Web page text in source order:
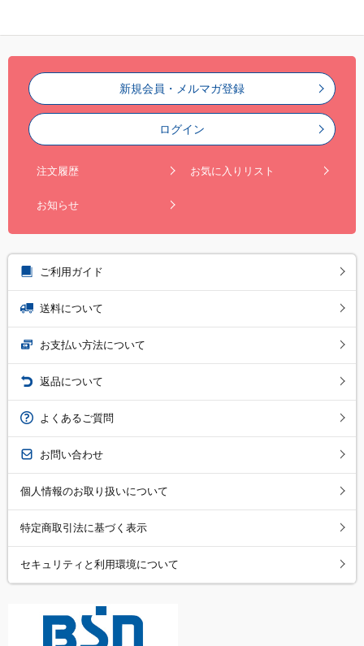
新規会員・メルマガ登録
ログイン
注文履歴 お気に入りリスト
お知らせ
ご利用ガイド
送料について
お支払い方法について
返品について
よくあるご質問
お問い合わせ
個人情報のお取り扱いについて
特定商取引法に基づく表示
セキュリティと利用環境について